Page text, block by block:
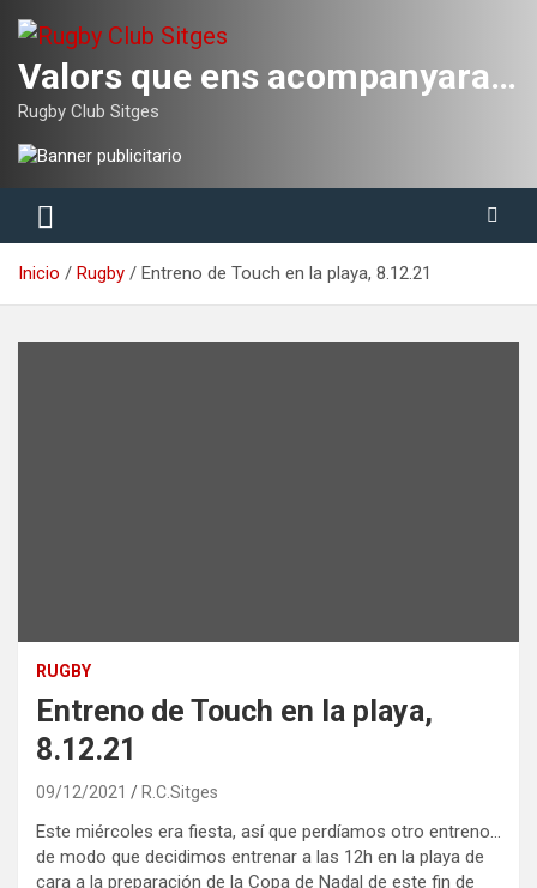
contenido
Valors que ens acompanyaran tota la vida
Rugby Club Sitges
Inicio Rugby Entreno de Touch en la playa, 8.12.21
RUGBY
Entreno de Touch en la playa,
8.12.21
09/12/2021 R.C.Sitges
Este miércoles era fiesta, así que perdíamos otro entreno…
de modo que decidimos entrenar a las 12h en la playa de
cara a la preparación de la Copa de Nadal de este fin de